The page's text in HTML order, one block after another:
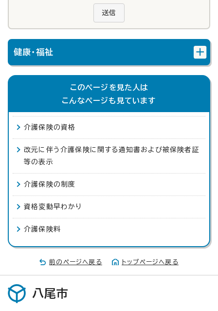
送信
健康・福祉
このページを見た人は
こんなページも見ています
介護保険の資格
改元に伴う介護保険に関する通知書および被保険者証
等の表示
介護保険の制度
資格変動早わかり
介護保険料
前のページへ戻る トップページへ戻る
八尾市